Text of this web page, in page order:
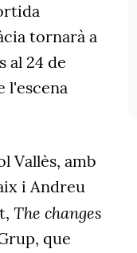
tornarà a
al 24 de
l'escena
Vallès, amb
i Andreu
The changes
que